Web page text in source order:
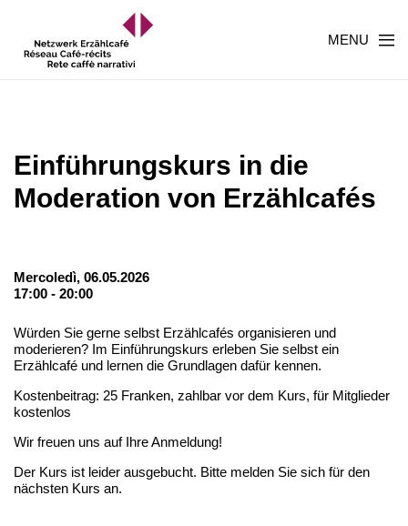
MENU
Einführungskurs in die
Moderation von Erzählcafés
Mercoledì, 06.05.2026
17:00 - 20:00
Würden Sie gerne selbst Erzählcafés organisieren und
moderieren? Im Einführungskurs erleben Sie selbst ein
Erzählcafé und lernen die Grundlagen dafür kennen.
Kostenbeitrag: 25 Franken, zahlbar vor dem Kurs, für Mitglieder
kostenlos
Wir freuen uns auf Ihre Anmeldung!
Der Kurs ist leider ausgebucht. Bitte melden Sie sich für den
nächsten Kurs an.